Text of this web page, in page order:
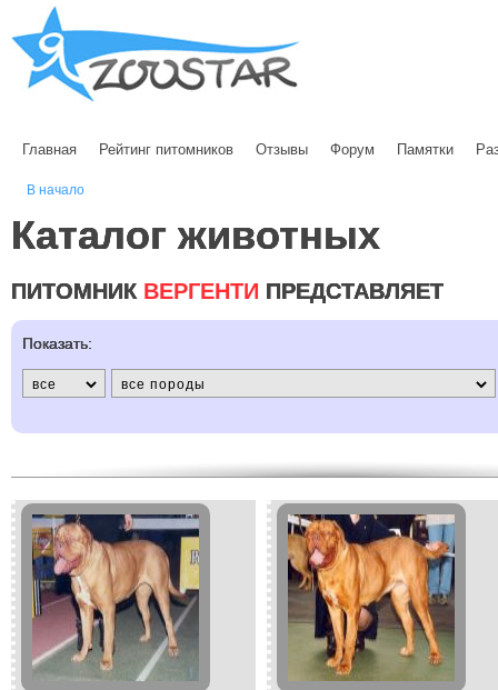
Главная Рейтинг питомников Отзывы Форум Памятки
В начало
Каталог животных
ПИТОМНИК ВЕРГЕНТИ ПРЕДСТАВЛЯЕТ
Показать: